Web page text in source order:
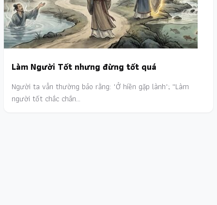
Làm Người Tốt nhưng đừng tốt quá
Người ta vẫn thường bảo rằng: "Ở hiền gặp lành"; ''Làm
người tốt chắc chắn…